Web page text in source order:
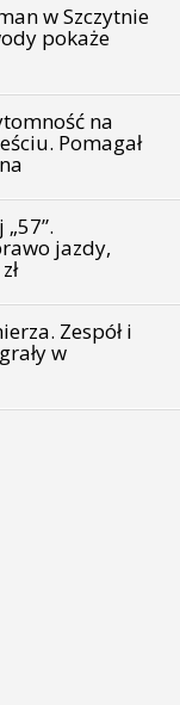
w Szczytnie
pokaże
na
Pomagał
jazdy,
Zespół i
w